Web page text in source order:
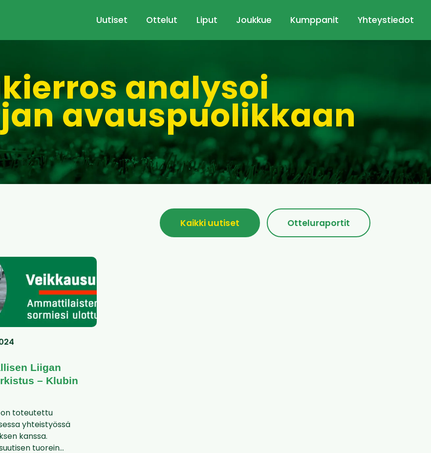
Uutiset Ottelut Liput Joukkue Kumppanit Yhteystiedot
analysoi
avauspuolikkaan
Kaikki uutiset Otteluraportit
Liigan
– Klubin
on toteutettu
yhteistyössä
kanssa.
tuorein...